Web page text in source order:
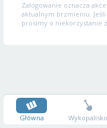
Zalogowanie oznacza
aktualnym brzmieniu.
prosimy o niekorzystanie
Główna Wykopalisko